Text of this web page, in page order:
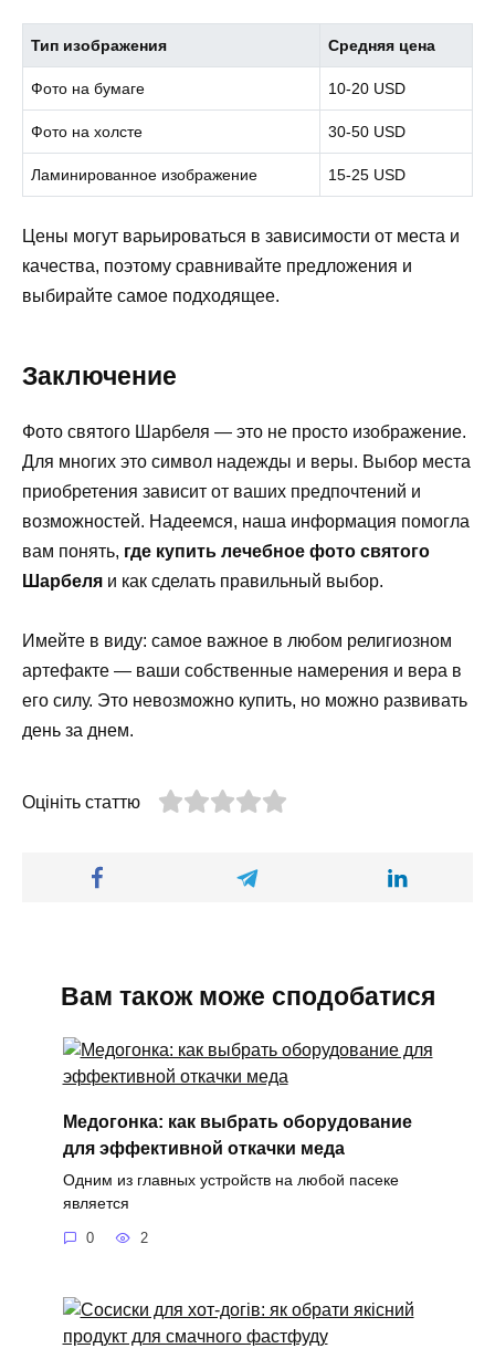
Тип изображения Средняя цена
Фото на бумаге 10-20 USD
Фото на холсте 30-50 USD
Ламинированное изображение 15-25 USD
Цены могут варьироваться в зависимости от места и
качества, поэтому сравнивайте предложения и
выбирайте самое подходящее.
Заключение
Фото святого Шарбеля — это не просто изображение.
Для многих это символ надежды и веры. Выбор места
приобретения зависит от ваших предпочтений и
возможностей. Надеемся, наша информация помогла
вам понять, где купить лечебное фото святого
Шарбеля и как сделать правильный выбор.
Имейте в виду: самое важное в любом религиозном
артефакте — ваши собственные намерения и вера в
его силу. Это невозможно купить, но можно развивать
день за днем.
Оцініть статтю
Вам також може сподобатися
Медогонка: как выбрать оборудование
для эффективной откачки меда
Одним из главных устройств на любой пасеке
является
0 2